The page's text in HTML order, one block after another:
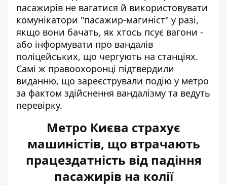
пасажирів не вагатися й використовувати
комунікатори "пасажир-магиніст" у разі,
якщо вони бачать, як хтось псує вагони -
або інформувати про вандалів
поліцейських, що чергують на станціях.
Самі ж правоохоронці підтвердили
виданню, що зареєстрували подію у метро
за фактом здійснення вандалізму та ведуть
перевірку.
Метро Києва страхує
машиністів, що втрачають
працездатність від падіння
пасажирів на колії